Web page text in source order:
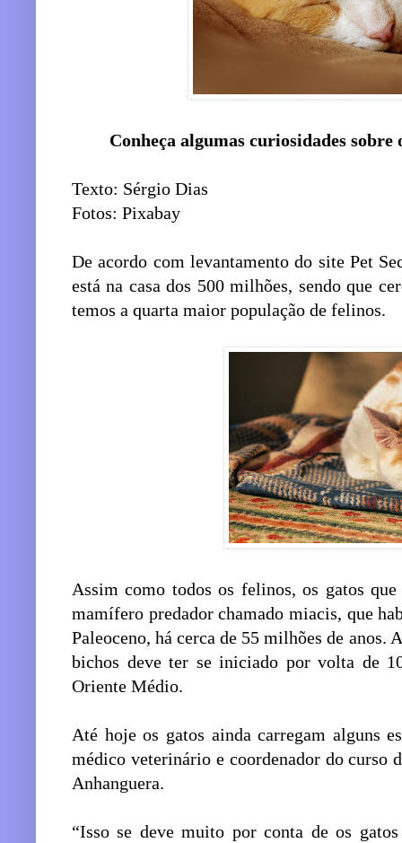
Conheça algumas curiosidades
Texto: Sérgio Dias
Fotos: Pixabay
De acordo com levantamento do site Pet
está na casa dos 500 milhões, sendo que
temos a quarta maior população de felinos.
Assim como todos os felinos, os gatos
mamífero predador chamado miacis, que
Paleoceno, há cerca de 55 milhões de anos.
bichos deve ter se iniciado por volta de
Oriente Médio.
Até hoje os gatos ainda carregam alguns
médico veterinário e coordenador do curso
Anhanguera.
“Isso se deve muito por conta de os